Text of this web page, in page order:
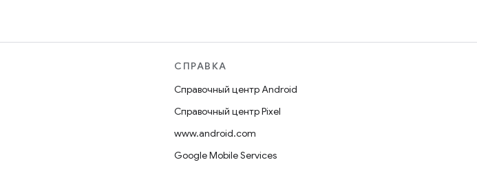
СПРАВКА
Справочный центр Android
Справочный центр Pixel
www.android.com
Google Mobile Services